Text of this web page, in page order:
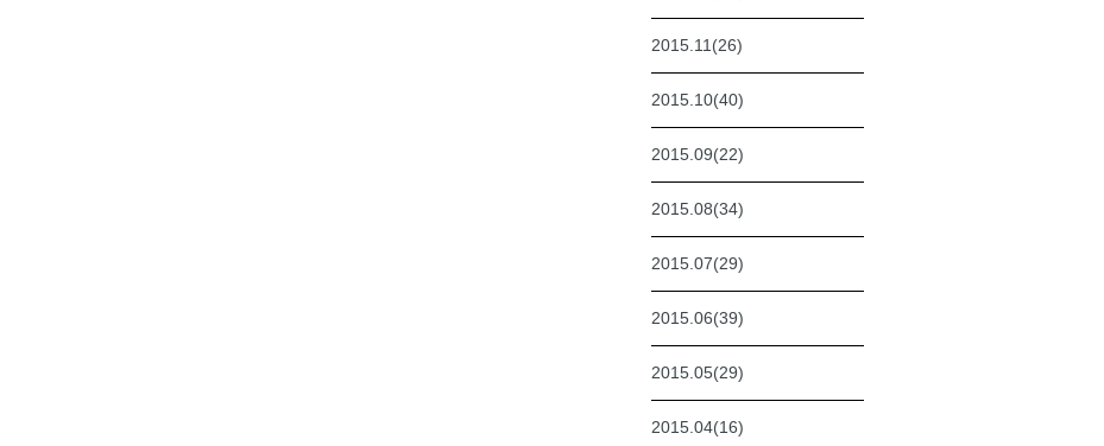
2015.11(26)
2015.10(40)
2015.09(22)
2015.08(34)
2015.07(29)
2015.06(39)
2015.05(29)
2015.04(16)